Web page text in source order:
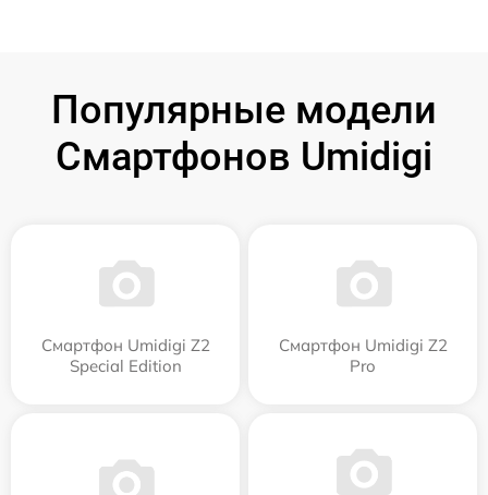
Популярные модели
Смартфонов Umidigi
Смартфон Umidigi Z2
Special Edition
Смартфон Umidigi Z2
Pro